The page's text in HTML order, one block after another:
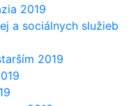
2019
a sociálnych služieb
2019